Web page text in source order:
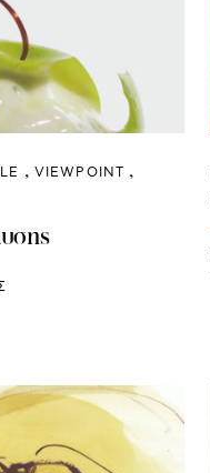
VIEWPOINT